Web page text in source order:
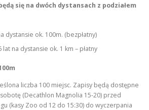
się na dwóch dystansach z podziałem
dystansie ok. 100m. (bezpłatny)
na dystansie ok. 1 km – płatny
liczba 100 miejsc. Zapisy będą dostępne
(Decathlon Magnolia 15-20) przed
(kasy Zoo od 12 do 15:30) do wyczerpania